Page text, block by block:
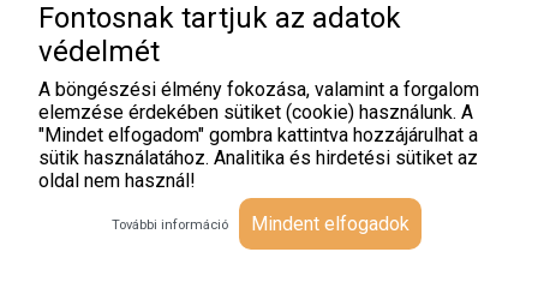
890 Ft
Fontosnak tartjuk az adatok
védelmét
A böngészési élmény fokozása, valamint a forgalom
elemzése érdekében sütiket (cookie) használunk. A
"Mindet elfogadom" gombra kattintva hozzájárulhat a
sütik használatához. Analitika és hirdetési sütiket az
oldal nem használ!
További információ Mindent elfogadok